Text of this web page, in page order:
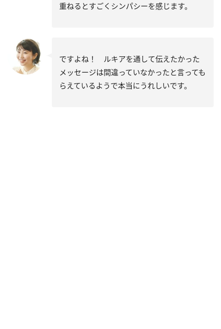
重ねるとすごくシンパシーを感じます。
ですよね！ ルキアを通して伝えたかった
メッセージは間違っていなかったと言っても
らえているようで本当にうれしいです。